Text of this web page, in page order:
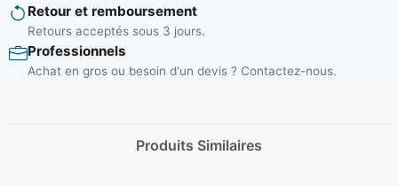
Retour et remboursement
Retours acceptés sous 3 jours.
Professionnels
Achat en gros ou besoin d'un devis ? Contactez-nous.
Produits Similaires